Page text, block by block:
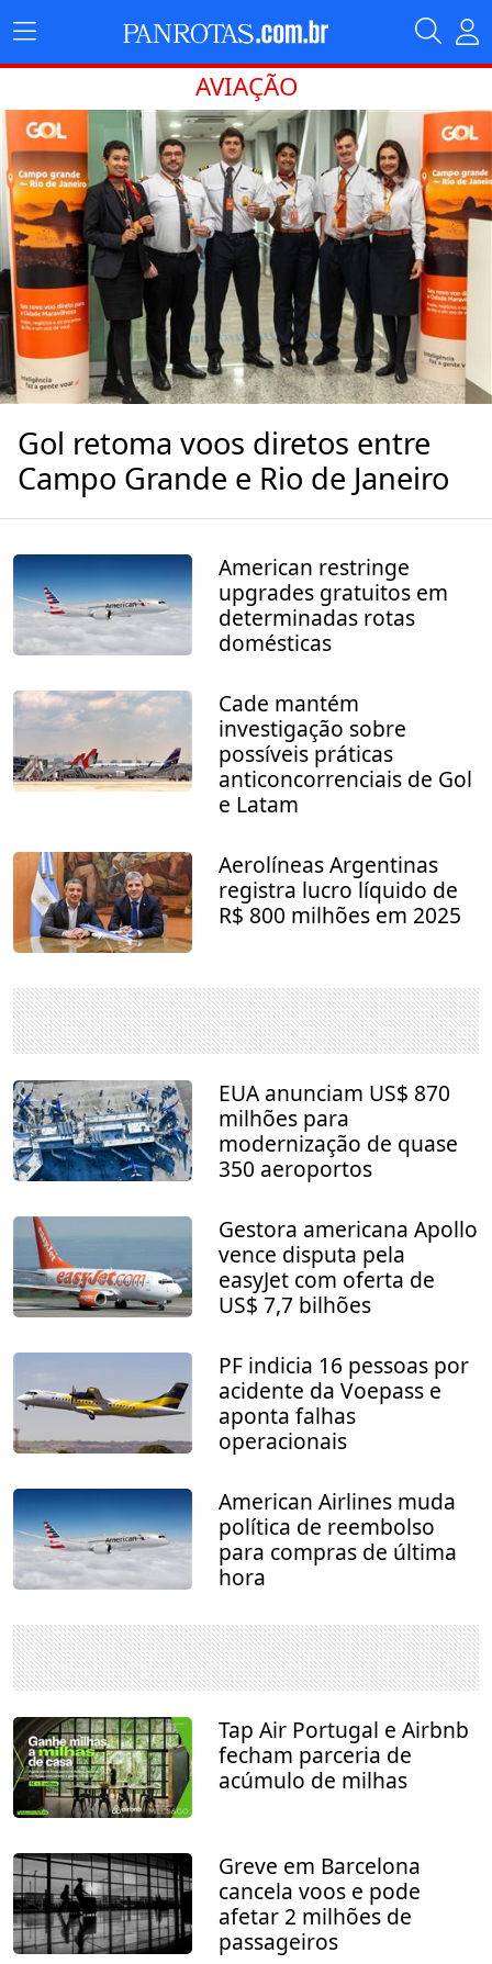
AVIAÇÃO
Gol retoma voos diretos entre
Campo Grande e Rio de Janeiro
American restringe
upgrades gratuitos em
determinadas rotas
domésticas
Cade mantém
investigação sobre
possíveis práticas
anticoncorrenciais de Gol
e Latam
Aerolíneas Argentinas
registra lucro líquido de
R$ 800 milhões em 2025
EUA anunciam US$ 870
milhões para
modernização de quase
350 aeroportos
Gestora americana Apollo
vence disputa pela
easyJet com oferta de
US$ 7,7 bilhões
PF indicia 16 pessoas por
acidente da Voepass e
aponta falhas
operacionais
American Airlines muda
política de reembolso
para compras de última
hora
Tap Air Portugal e Airbnb
fecham parceria de
acúmulo de milhas
Greve em Barcelona
cancela voos e pode
afetar 2 milhões de
passageiros